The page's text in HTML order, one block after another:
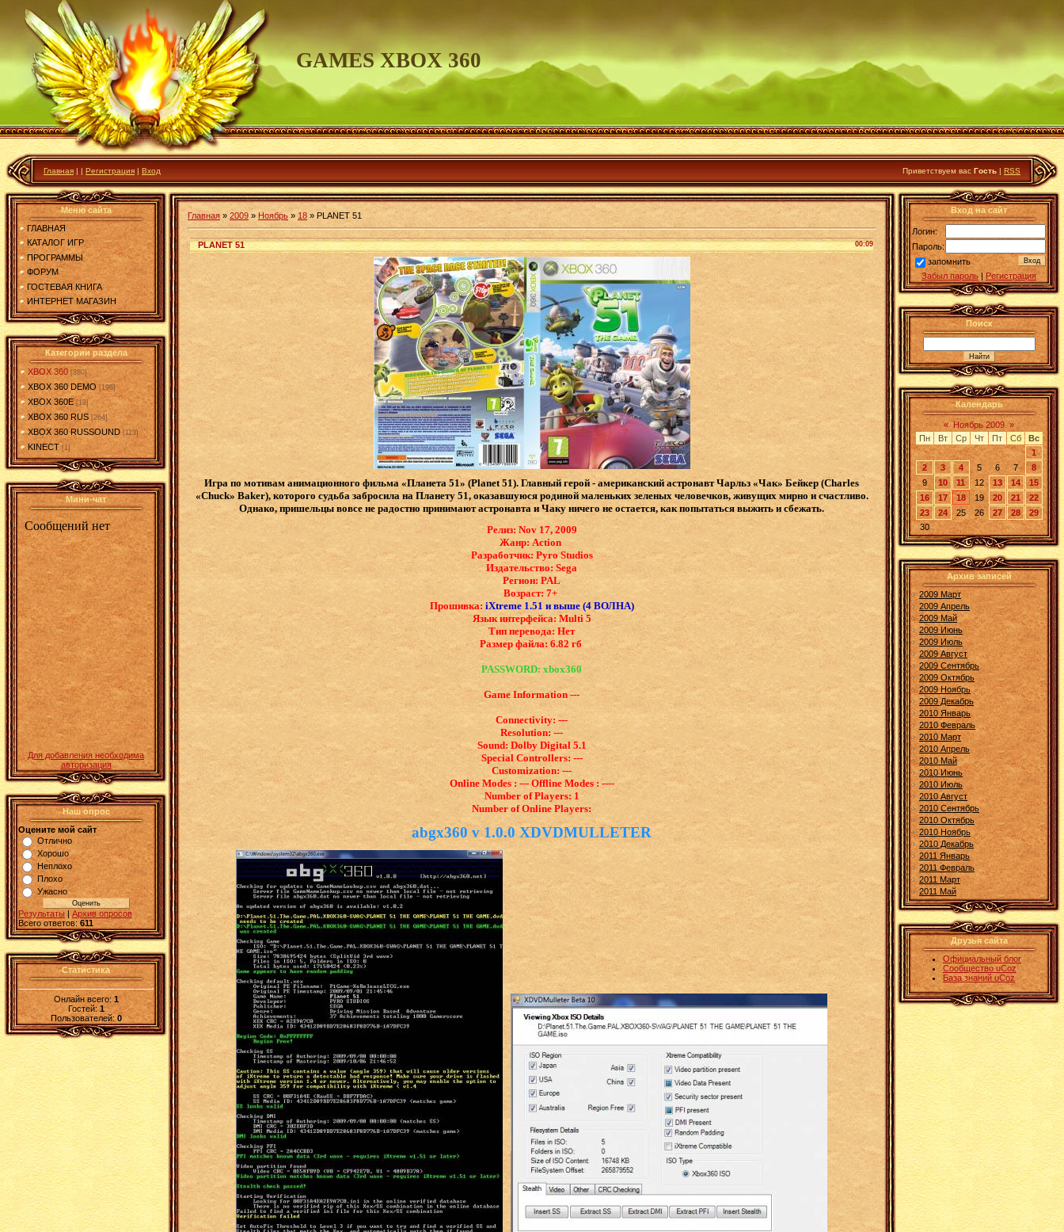
GAMES XBOX 360
Главная | | Регистрация | Вход Приветствуем вас Гость | RSS
Меню сайта
ГЛАВНАЯ
КАТАЛОГ ИГР
ПРОГРАММЫ
ФОРУМ
ГОСТЕВАЯ КНИГА
ИНТЕРНЕТ МАГАЗИН
Категории раздела
XBOX 360 [380]
XBOX 360 DEMO [198]
XBOX 360E [13]
XBOX 360 RUS [264]
XBOX 360 RUSSOUND [113]
KINECT [1]
Мини-чат
Для добавления необходима
авторизация
Наш опрос
Оцените мой сайт
Отлично
Хорошо
Неплохо
Плохо
Ужасно
Результаты | Архив опросов
Всего ответов: 611
Статистика
Онлайн всего:1
Гостей:1
Пользователей: 0
Главная » 2009 » Ноябрь » 18 » PLANET 51
00:09
PLANET 51
Игра по мотивам анимационного фильма «Планета 51» (Planet 51). Главный герой - американский астронавт Чарльз «Чак» Бейкер (Charles
«Chuck» Baker), которого судьба забросила на Планету 51, оказавшуюся родиной маленьких зеленых человечков, живущих мирно и счастливо.
Однако, пришельцы вовсе не радостно принимают астронавта и Чаку ничего не остается, как попытаться выжить и сбежать.
Релиз: Nov 17, 2009
Жанр: Action
Разработчик: Pyro Studios
Издательство: Sega
Регион: PAL
Возраст: 7+
Прошивка: iXtreme 1.51 и выше (4 ВОЛНА)
Язык интерфейса: ​Multi 5
Тип перевода: Нет
Размер файла: 6.82 гб
PASSWORD: xbox360
Game Information ---
Connectivity: ---
Resolution: ---
Sound: Dolby Digital 5.1
Special Controllers: ---
Customization: ---
Online Modes : --- Offline Modes : ----
Number of Players: 1
Number of Online Players:
abgx360 v 1.0.0 XDVDMULLETER
Вход на сайт
Логин:
Пароль:
запомнить
Забыл пароль | Регистрация
Поиск
Календарь
« Ноябрь 2009 »
Пн
Вт Ср Чт Пт Сб
Вс
1
2
3 4 5 6 7
8
9
10 11 12 13 14
15
16
17 18 19 20 21
22
23
24 25 26 27 28
29
30
Архив записей
2009 Март
2009 Апрель
2009 Май
2009 Июнь
2009 Июль
2009 Август
2009 Сентябрь
2009 Октябрь
2009 Ноябрь
2009 Декабрь
2010 Январь
2010 Февраль
2010 Март
2010 Апрель
2010 Май
2010 Июнь
2010 Июль
2010 Август
2010 Сентябрь
2010 Октябрь
2010 Ноябрь
2010 Декабрь
2011 Январь
2011 Февраль
2011 Март
2011 Май
Друзья сайта
Официальный блог
Сообщество uCoz
База знаний uCoz